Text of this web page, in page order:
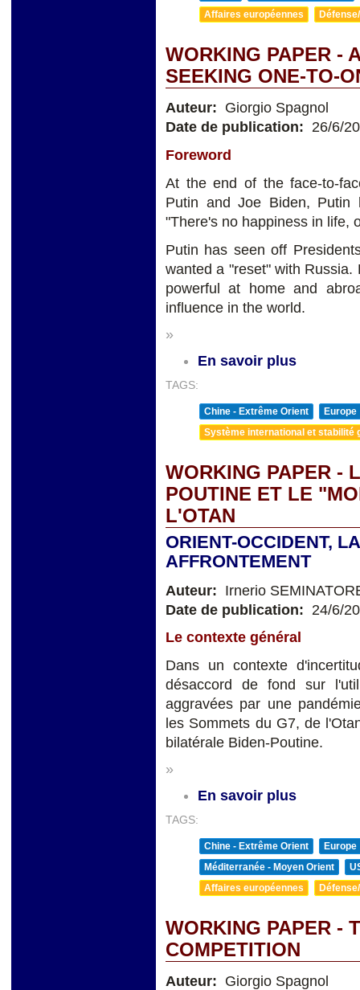
Affaires européennes
WORKING PAPER -
SEEKING ONE-TO-
Auteur: Giorgio Spagnol
Date de publication: 26/6/
Foreword
At the end of the face-to-
Putin and Joe Biden,
"There's no happiness in life,
Putin has seen off
wanted a "reset" with
powerful at home and
influence in the world.
»
En savoir plus
TAGS:
Chine - Extrême Orient
Europe
Système international et stabilité
WORKING PAPER -
POUTINE ET LE
L'OTAN
ORIENT-OCCIDENT,
AFFRONTEMENT
Auteur: Irnerio
Date de publication: 24/6/
Le contexte général
Dans un contexte
désaccord de fond sur
aggravées par une
les Sommets du G7, de
bilatérale Biden-Poutine.
»
En savoir plus
TAGS:
Chine - Extrême Orient
Europe
Méditerranée - Moyen Orient
Affaires européennes
WORKING PAPER -
COMPETITION
Auteur: Giorgio Spagnol